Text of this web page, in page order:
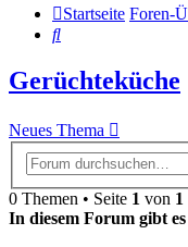
Startseite Foren-
Suche
Gerüchteküche
Neues Thema
0 Themen • Seite 1 von 1
In diesem Forum gibt